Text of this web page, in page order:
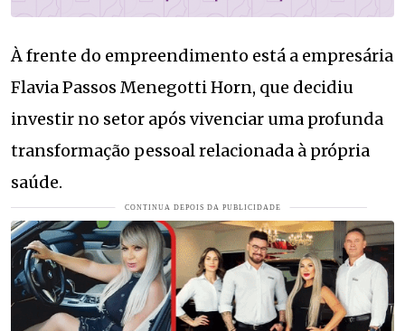
À frente do empreendimento está a empresária
Flavia Passos Menegotti Horn, que decidiu
investir no setor após vivenciar uma profunda
transformação pessoal relacionada à própria
saúde.